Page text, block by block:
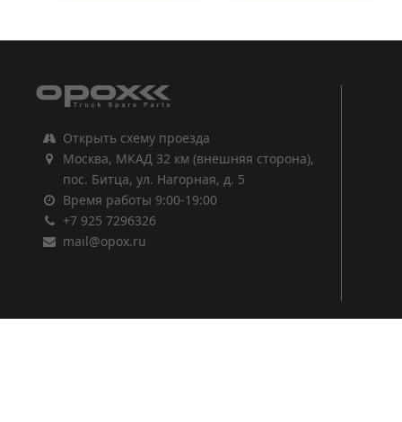
Открыть схему проезда
Москва, МКАД 32 км (внешняя сторона),
пос. Битца, ул. Нагорная, д. 5
Время работы 9:00-19:00
+7 925 7296326
mail@opox.ru